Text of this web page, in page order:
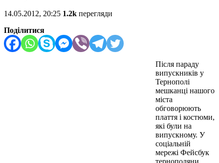
14.05.2012, 20:25 1.2k перегляди
Поділитися
Після параду
випускників у
Тернополі
мешканці нашого
міста
обговорюють
плаття і костюми,
які були на
випускному. У
соціальній
мережі Фейсбук